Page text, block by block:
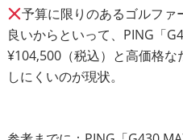
予算に限りのあるゴルフ
良いからといって、PING「
¥104,500（税込）と高価格
しにくいのが現状。